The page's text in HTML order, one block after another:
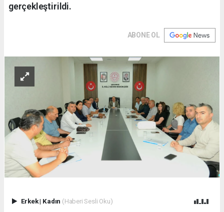
gerçekleştirildi.
ABONE OL
Erkek| Kadın (Haberi Sesli Oku)